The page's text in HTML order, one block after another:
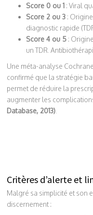
Score 0 ou 1 : Viral
Score 2 ou 3 :
diagnostic rapide
Score 4 ou 5 :
un TDR.
Une méta-analyse
confirmé que la stratégie
permet de réduire la
augmenter les
Database, 2013)
Critères d’alerte et
Malgré sa simplicité et son
discernement :